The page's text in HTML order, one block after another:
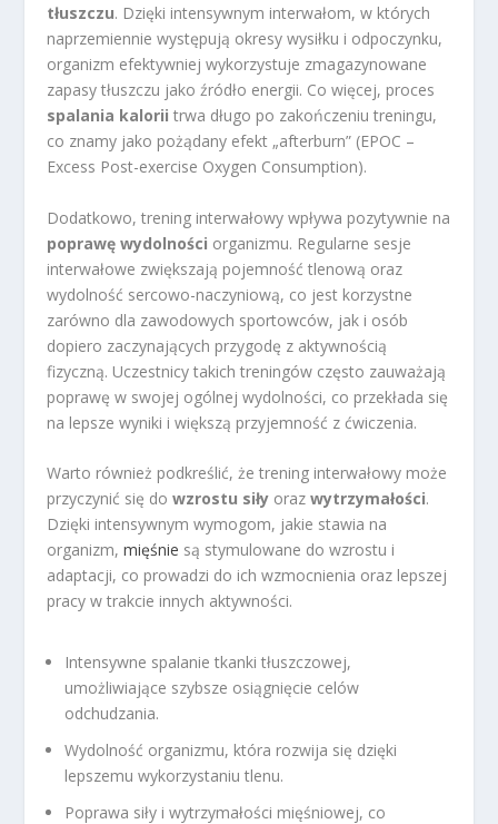
tłuszczu. Dzięki intensywnym interwałom, w których
naprzemiennie występują okresy wysiłku i odpoczynku,
organizm efektywniej wykorzystuje zmagazynowane
zapasy tłuszczu jako źródło energii. Co więcej, proces
spalania kalorii trwa długo po zakończeniu treningu,
co znamy jako pożądany efekt „afterburn” (EPOC –
Excess Post-exercise Oxygen Consumption).
Dodatkowo, trening interwałowy wpływa pozytywnie na
poprawę wydolności organizmu. Regularne sesje
interwałowe zwiększają pojemność tlenową oraz
wydolność sercowo-naczyniową, co jest korzystne
zarówno dla zawodowych sportowców, jak i osób
dopiero zaczynających przygodę z aktywnością
fizyczną. Uczestnicy takich treningów często zauważają
poprawę w swojej ogólnej wydolności, co przekłada się
na lepsze wyniki i większą przyjemność z ćwiczenia.
Warto również podkreślić, że trening interwałowy może
przyczynić się dowzrostu siły orazwytrzymałości.
Dzięki intensywnym wymogom, jakie stawia na
organizm,mięśnie są stymulowane do wzrostu i
adaptacji, co prowadzi do ich wzmocnienia oraz lepszej
pracy w trakcie innych aktywności.
Intensywne spalanie tkanki tłuszczowej,
umożliwiające szybsze osiągnięcie celów
odchudzania.
Wydolność organizmu, która rozwija się dzięki
lepszemu wykorzystaniu tlenu.
Poprawa siły i wytrzymałości mięśniowej, co